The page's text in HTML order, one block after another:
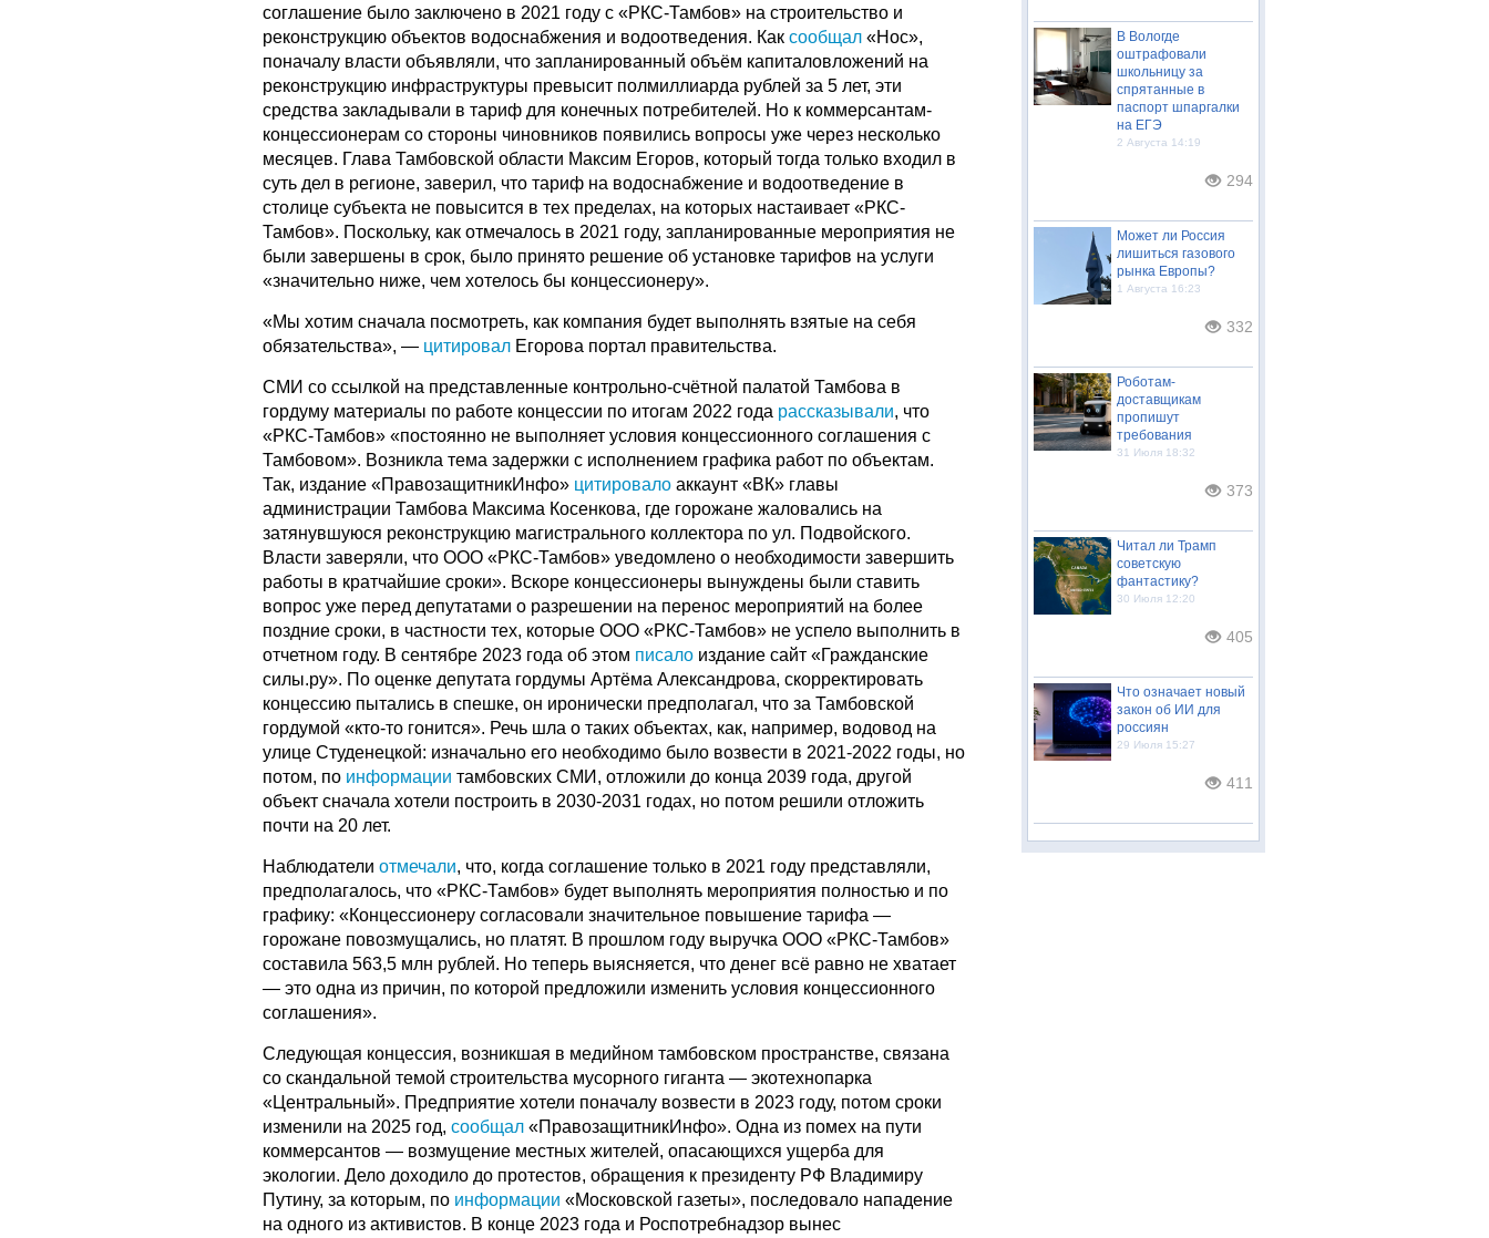
соглашение было заключено в 2021 году с «РКС-Тамбов» на строительство и
реконструкцию объектов водоснабжения и водоотведения. Каксообщал «Нос»,
поначалу власти объявляли, что запланированный объём капиталовложений на
реконструкцию инфраструктуры превысит полмиллиарда рублей за 5 лет, эти
средства закладывали в тариф для конечных потребителей. Но к коммерсантам-
концессионерам со стороны чиновников появились вопросы уже через несколько
месяцев. Глава Тамбовской области Максим Егоров, который тогда только входил в
суть дел в регионе, заверил, что тариф на водоснабжение и водоотведение в
столице субъекта не повысится в тех пределах, на которых настаивает «РКС-
Тамбов». Поскольку, как отмечалось в 2021 году, запланированные мероприятия не
были завершены в срок, было принято решение об установке тарифов на услуги
«значительно ниже, чем хотелось бы концессионеру».
«Мы хотим сначала посмотреть, как компания будет выполнять взятые на себя
обязательства», — цитировал Егорова портал правительства.
СМИ со ссылкой на представленные контрольно-счётной палатой Тамбова в
гордуму материалы по работе концессии по итогам 2022 года рассказывали, что
«РКС-Тамбов» «постоянно не выполняет условия концессионного соглашения с
Тамбовом». Возникла тема задержки с исполнением графика работ по объектам.
Так, издание «ПравозащитникИнфо» цитировало аккаунт «ВК» главы
администрации Тамбова Максима Косенкова, где горожане жаловались на
затянувшуюся реконструкцию магистрального коллектора по ул. Подвойского.
Власти заверяли, что ООО «РКС-Тамбов» уведомлено о необходимости завершить
работы в кратчайшие сроки». Вскоре концессионеры вынуждены были ставить
вопрос уже перед депутатами о разрешении на перенос мероприятий на более
поздние сроки, в частности тех, которые ООО «РКС-Тамбов» не успело выполнить в
отчетном году. В сентябре 2023 года об этом писало издание сайт «Гражданские
силы.ру». По оценке депутата гордумы Артёма Александрова, скорректировать
концессию пытались в спешке, он иронически предполагал, что за Тамбовской
гордумой «кто-то гонится». Речь шла о таких объектах, как, например, водовод на
улице Студенецкой: изначально его необходимо было возвести в 2021-2022 годы, но
потом, по информации тамбовских СМИ, отложили до конца 2039 года, другой
объект сначала хотели построить в 2030-2031 годах, но потом решили отложить
почти на 20 лет.
Наблюдателиотмечали, что, когда соглашение только в 2021 году представляли,
предполагалось, что «РКС-Тамбов» будет выполнять мероприятия полностью и по
графику: «Концессионеру согласовали значительное повышение тарифа —
горожане повозмущались, но платят. В прошлом году выручка ООО «РКС-Тамбов»
составила 563,5 млн рублей. Но теперь выясняется, что денег всё равно не хватает
— это одна из причин, по которой предложили изменить условия концессионного
соглашения».
Следующая концессия, возникшая в медийном тамбовском пространстве, связана
со скандальной темой строительства мусорного гиганта — экотехнопарка
«Центральный». Предприятие хотели поначалу возвести в 2023 году, потом сроки
изменили на 2025 год,сообщал «ПравозащитникИнфо». Одна из помех на пути
коммерсантов — возмущение местных жителей, опасающихся ущерба для
экологии. Дело доходило до протестов, обращения к президенту РФ Владимиру
Путину, за которым, по информации «Московской газеты», последовало нападение
на одного из активистов. В конце 2023 года и Роспотребнадзор вынес
В Вологде
оштрафовали
школьницу за
спрятанные в
паспорт шпаргалки
на ЕГЭ
2 Августа 14:19
294
Может ли Россия
лишиться газового
рынка Европы?
1 Августа 16:23
332
Роботам-
доставщикам
пропишут
требования
31 Июля 18:32
373
Читал ли Трамп
советскую
фантастику?
30 Июля 12:20
405
Что означает новый
закон об ИИ для
россиян
29 Июля 15:27
411